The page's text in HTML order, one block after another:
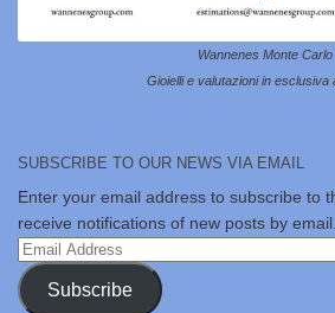
Wannenes Monte Carlo
Gioielli e valutazioni in esclusiva
SUBSCRIBE TO OUR NEWS VIA EMAIL
Enter your email address to subscribe to
receive notifications of new posts by email.
Email
Address
Subscribe